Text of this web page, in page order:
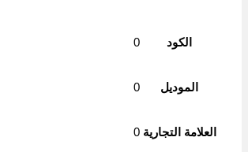
الكود 0
الموديل 0
العلامة التجارية 0